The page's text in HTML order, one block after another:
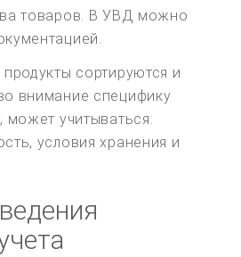
товаров. В УВД можно
сортируются и
внимание специфику
может учитываться:
условия хранения и